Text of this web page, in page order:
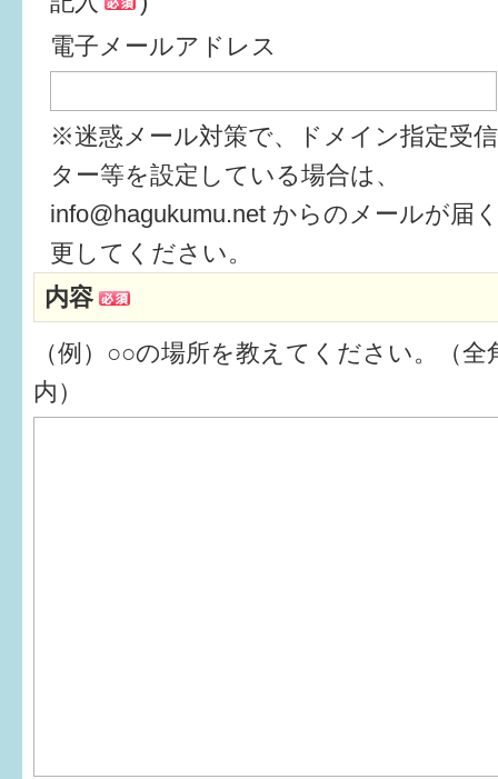
電子メールアドレス
※迷惑メール対策で、ドメイン指定受
ター等を設定している場合は、
info@hagukumu.net からのメールが届
更してください。
内容
（例）○○の場所を教えてください。（全
内）
6か月〜1歳
1歳〜3歳
3歳〜就学前
就学後〜
子育てマップ
イベントレポート
なるほどコラム
メールマガジン